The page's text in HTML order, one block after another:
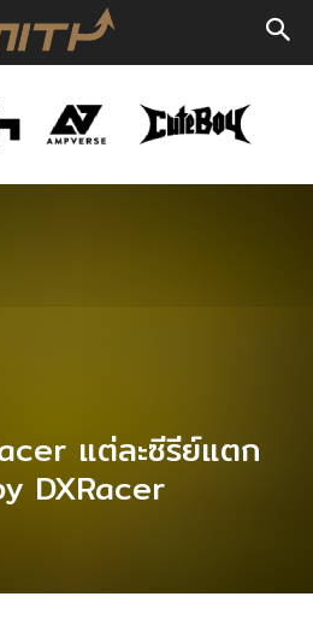
แต่ละซีรีย์แตก
DXRacer